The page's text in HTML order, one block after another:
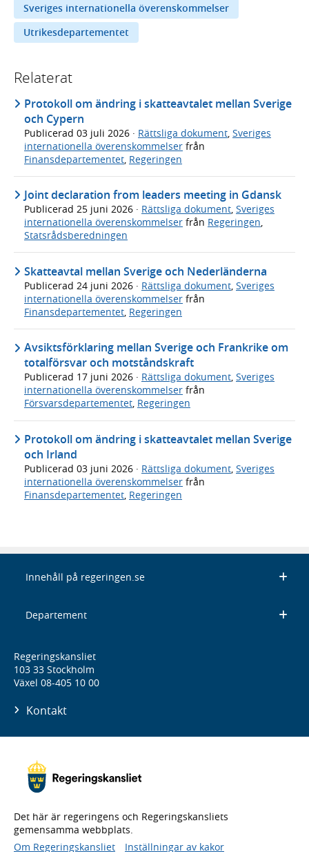
Sveriges internationella överenskommelser
Utrikesdepartementet
Relaterat
Protokoll om ändring i skatteavtalet mellan Sverige
och Cypern
Publicerad 03 juli 2026 · Rättsliga dokument Sveriges
internationella överenskommelser från
Finansdepartementet Regeringen
Joint declaration from leaders meeting in Gdansk
Publicerad 25 juni 2026 · Rättsliga dokument, Sveriges
internationella överenskommelser från Regeringen,
Statsrådsberedningen
Skatteavtal mellan Sverige och Nederländerna
Publicerad 24 juni 2026 · Rättsliga dokument, Sveriges
internationella överenskommelser från
Finansdepartementet, Regeringen
Avsiktsförklaring mellan Sverige och Frankrike om
totalförsvar och motståndskraft
Publicerad 17 juni 2026 · Rättsliga dokument, Sveriges
internationella överenskommelser från
Försvarsdepartementet, Regeringen
Protokoll om ändring i skatteavtalet mellan Sverige
och Irland
Publicerad 03 juni 2026 · Rättsliga dokument, Sveriges
internationella överenskommelser från
Finansdepartementet, Regeringen
Innehåll på regeringen.se
Departement
Regeringskansliet
103 33 Stockholm
Växel 08-405 10 00
Kontakt
Det här är regeringens och Regeringskansliets
gemensamma webbplats.
Om Regeringskansliet
Inställningar av kakor